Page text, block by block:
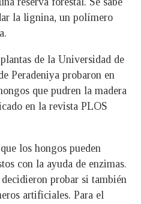
la lignina, un polímero
de la Universidad de
Peradeniya probaron en
que pudren la madera
en la revista PLOS
los hongos pueden
con la ayuda de enzimas.
probar si también
artificiales. Para el